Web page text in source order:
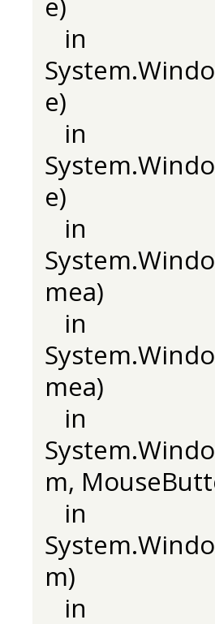
in
e)
in
e)
in
mea)
in
mea)
in
m,
in
m)
in